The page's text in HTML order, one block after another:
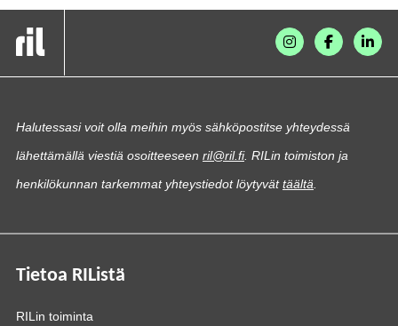
Halutessasi voit olla meihin myös sähköpostitse yhteydessä
lähettämällä viestiä osoitteeseen ril@ril.fi. RILin toimiston ja
henkilökunnan tarkemmat yhteystiedot löytyvättäältä
Tietoa RIListä
RILin toiminta